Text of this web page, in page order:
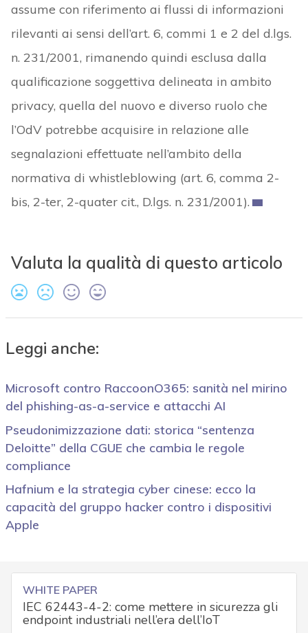
assume con riferimento ai flussi di informazioni
rilevanti ai sensi dell’art. 6, commi 1 e 2 del d.lgs.
n. 231/2001, rimanendo quindi esclusa dalla
qualificazione soggettiva delineata in ambito
privacy, quella del nuovo e diverso ruolo che
l’OdV potrebbe acquisire in relazione alle
segnalazioni effettuate nell’ambito della
normativa di whistleblowing (art. 6, comma 2-
bis, 2-ter, 2-quater cit., D.lgs. n. 231/2001).
Valuta la qualità di questo articolo
Leggi anche:
Microsoft contro RaccoonO365: sanità nel mirino
del phishing-as-a-service e attacchi AI
Pseudonimizzazione dati: storica “sentenza
Deloitte” della CGUE che cambia le regole
compliance
Hafnium e la strategia cyber cinese: ecco la
capacità del gruppo hacker contro i dispositivi
Apple
WHITE PAPER
IEC 62443-4-2: come mettere in sicurezza gli
endpoint industriali nell’era dell’IoT